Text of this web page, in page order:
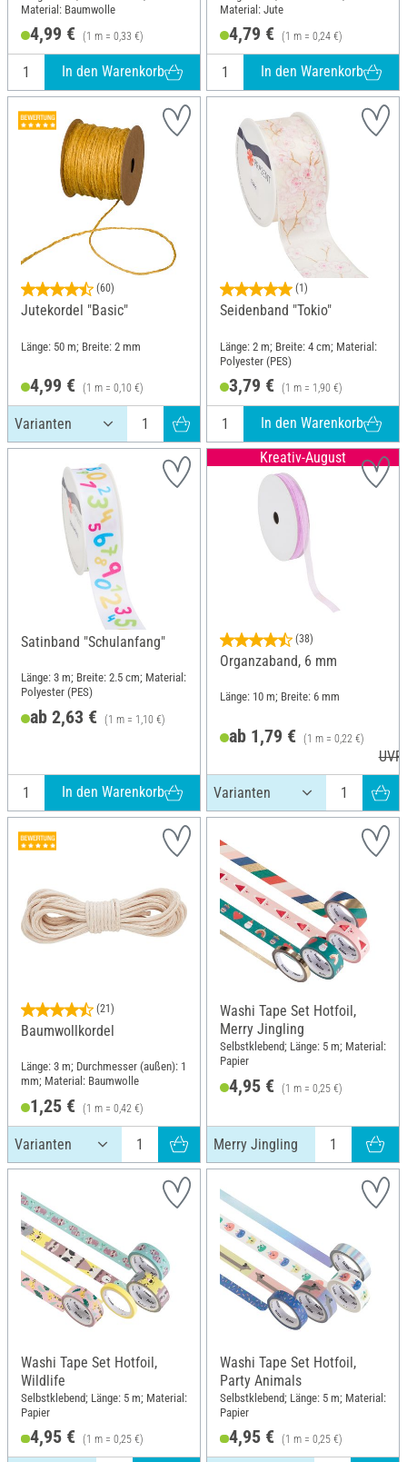
Material: Baumwolle
4,99 € (1 m = 0,33 €)
In den Warenkorb
Material: Jute
4,79 € (1 m = 0,24 €)
In den Warenkorb
(60)
Jutekordel "Basic"
Länge: 50 m; Breite: 2 mm
4,99 € (1 m = 0,10 €)
(1)
Seidenband "Tokio"
Länge: 2 m; Breite: 4 cm; Material:
Polyester (PES)
3,79 € (1 m = 1,90 €)
In den Warenkorb
Satinband "Schulanfang"
Länge: 3 m; Breite: 2.5 cm; Material:
Polyester (PES)
ab 2,63 € (1 m = 1,10 €)
In den Warenkorb
Kreativ-August
(38)
Organzaband, 6 mm
Länge: 10 m; Breite: 6 mm
ab 1,79 € (1 m = 0,22 €)
(21)
Baumwollkordel
Länge: 3 m; Durchmesser (außen): 1
mm; Material: Baumwolle
1,25 € (1 m = 0,42 €)
Washi Tape Set Hotfoil,
Merry Jingling
Selbstklebend; Länge: 5 m; Material:
Papier
4,95 € (1 m = 0,25 €)
Merry Jingling
Washi Tape Set Hotfoil,
Wildlife
Selbstklebend; Länge: 5 m; Material:
Papier
4,95 € (1 m = 0,25 €)
Washi Tape Set Hotfoil,
Party Animals
Selbstklebend; Länge: 5 m; Material:
Papier
4,95 € (1 m = 0,25 €)